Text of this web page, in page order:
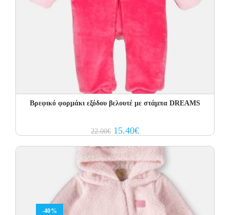
Βρεφικό φορμάκι εξόδου βελουτέ με στάμπα DREAMS
22.00€ Original
price
22.00€.
15.40€Current
price
-40%